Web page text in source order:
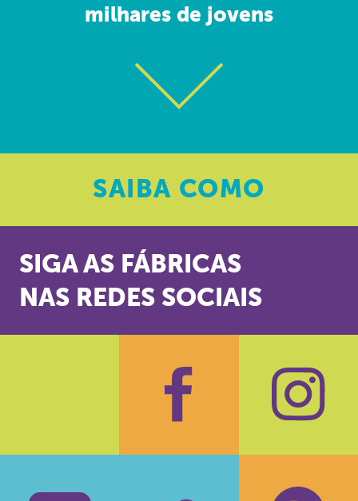
milhares de jovens
SAIBA COMO
SIGA AS FÁBRICAS
NAS REDES SOCIAIS
Facebook